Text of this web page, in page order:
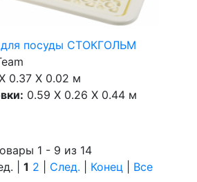
посуды СТОКГОЛЬМ
0.37 X 0.02 м
0.59 X 0.26 X 0.44 м
1 - 9 из 14
| 1 2 След. Конец Все